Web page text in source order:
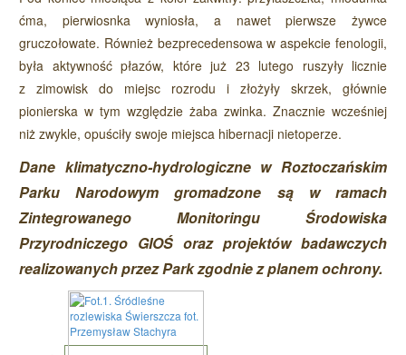
ćma, pierwiosnka wyniosła, a nawet pierwsze żywce
gruczołowate. Również bezprecedensowa w aspekcie fenologii,
była aktywność płazów, które już 23 lutego ruszyły licznie
z zimowisk do miejsc rozrodu i złożyły skrzek, głównie
pionierska w tym względzie żaba zwinka. Znacznie wcześniej
niż zwykle, opuściły swoje miejsca hibernacji nietoperze.
Dane klimatyczno-hydrologiczne w Roztoczańskim
Parku Narodowym gromadzone są w ramach
Zintegrowanego Monitoringu Środowiska
Przyrodniczego GIOŚ oraz projektów badawczych
realizowanych przez Park zgodnie z planem ochrony.